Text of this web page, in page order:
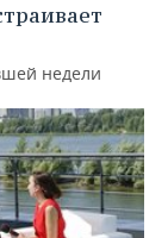
недели